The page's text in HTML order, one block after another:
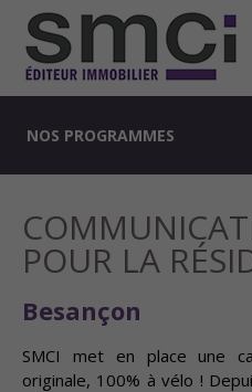
NOS PROGRAMMES
POUR LA
Besançon
SMCI met en place une
originale, 100% à vélo !